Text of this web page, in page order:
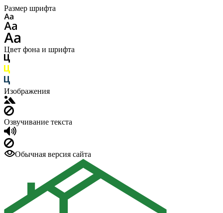
Размер шрифта
Цвет фона и шрифта
Изображения
Озвучивание текста
Обычная версия сайта